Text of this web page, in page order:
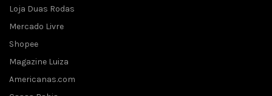
Loja Duas Rodas
Mercado Livre
Shopee
Magazine Luiza
Americanas.com